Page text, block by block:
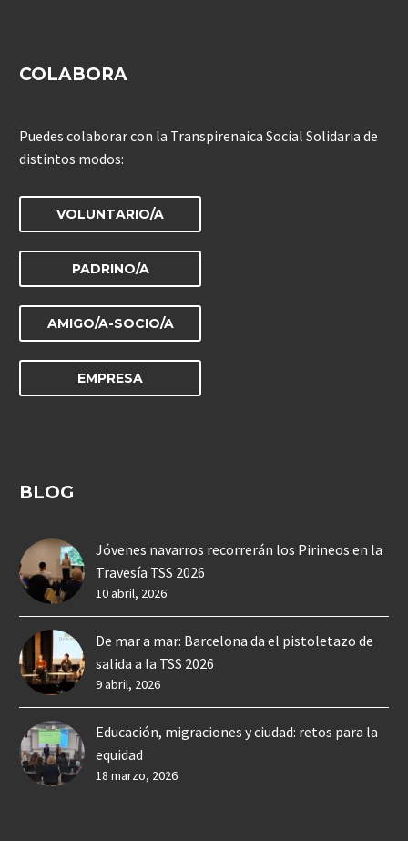
COLABORA
Puedes colaborar con la Transpirenaica Social Solidaria de
distintos modos:
VOLUNTARIO/A
PADRINO/A
AMIGO/A-SOCIO/A
EMPRESA
BLOG
Jóvenes navarros recorrerán los Pirineos en la
Travesía TSS 2026
10 abril, 2026
De mar a mar: Barcelona da el pistoletazo de
salida a la TSS 2026
9 abril, 2026
Educación, migraciones y ciudad: retos para la
equidad
18 marzo, 2026